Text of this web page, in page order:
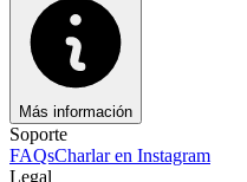
Más información
Soporte
FAQsCharlar en Instagram
Legal